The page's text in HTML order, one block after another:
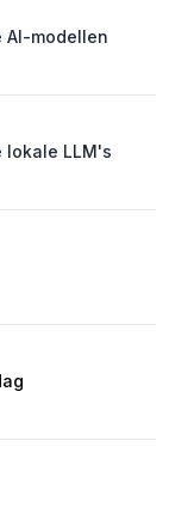
AI-modellen
lokale LLM's